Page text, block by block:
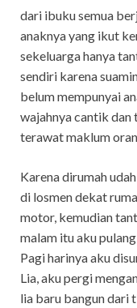
dari ibuku semua
anaknya yang ikut
sekeluarga hanya
sendiri karena
belum mempunyai
wajahnya cantik dan
terawat maklum
Karena dirumah
di losmen dekat
motor, kemudian
malam itu aku
Pagi harinya aku
Lia, aku pergi
lia baru bangun dari